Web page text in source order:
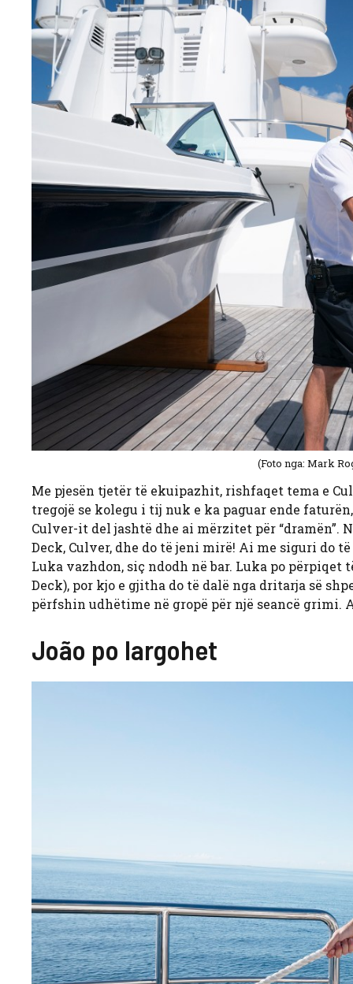
(Foto nga: Mark
Me pjesën tjetër të ekuipazhit, rishfaqet tema e
tregojë se kolegu i tij nuk e ka paguar ende
Culver-it del jashtë dhe ai mërzitet për
Deck, Culver, dhe do të jeni mirë! Ai me siguri do
Luka vazhdon, siç ndodh në bar. Luka po
Deck), por kjo e gjitha do të dalë nga dritarja së
përfshin udhëtime në gropë për një seancë grimi.
João po largohet